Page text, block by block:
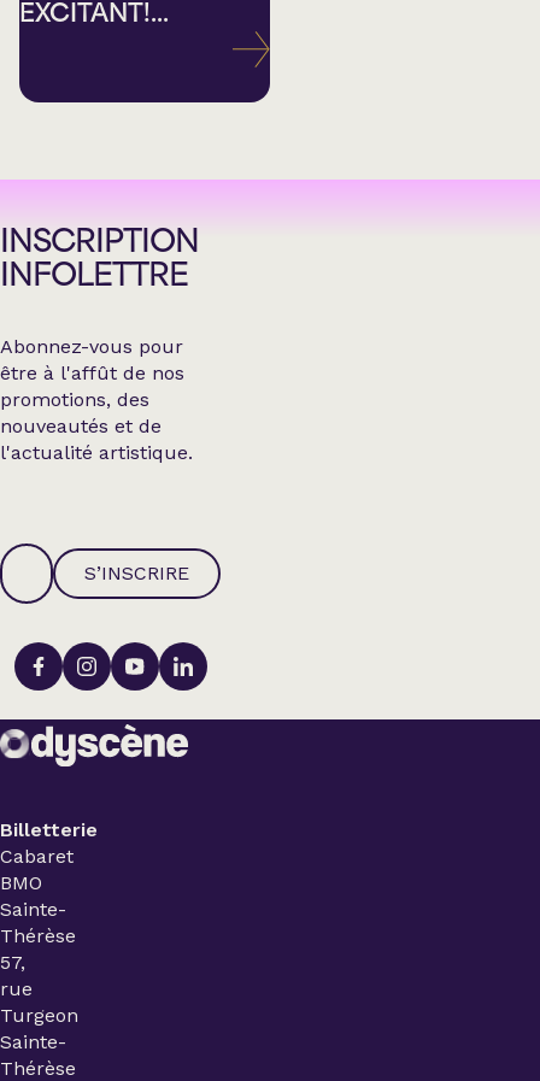
EXCITANT!...
INSCRIPTION
INFOLETTRE
Abonnez-vous pour
être à l'affût de nos
promotions, des
nouveautés et de
l'actualité artistique.
S’INSCRIRE
Billetterie
Cabaret
BMO
Sainte-
Thérèse
57,
rue
Turgeon
Sainte-
Thérèse